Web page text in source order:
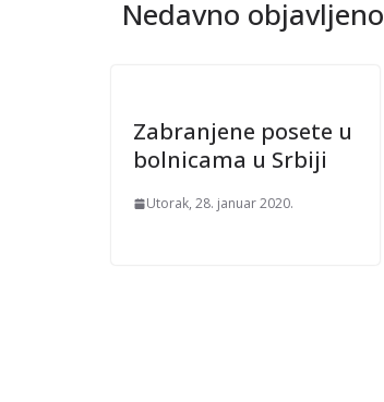
Nedavno objavljeno
Zabranjene posete u
bolnicama u Srbiji
Utorak, 28. januar 2020.